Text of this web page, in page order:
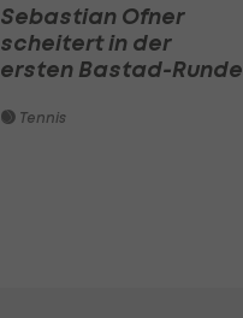
Sebastian Ofner
scheitert in der
ersten Bastad-Runde
Tennis